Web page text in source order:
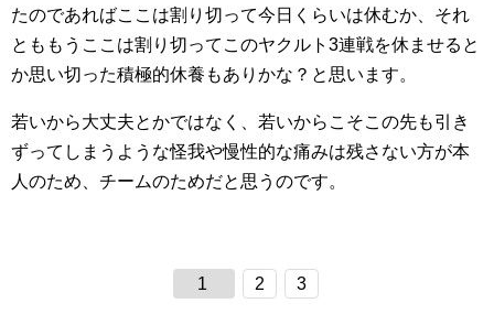
たのであればここは割り切って今日くらいは休むか、それ
とももうここは割り切ってこのヤクルト3連戦を休ませると
か思い切った積極的休養もありかな？と思います。
若いから大丈夫とかではなく、若いからこそこの先も引き
ずってしまうような怪我や慢性的な痛みは残さない方が本
人のため、チームのためだと思うのです。
1 2 3